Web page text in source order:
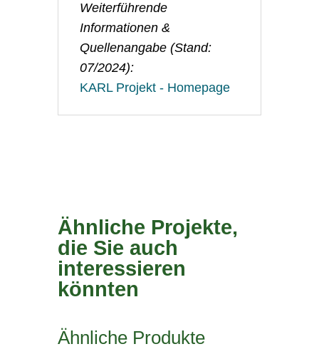
Weiterführende
Informationen &
Quellenangabe (Stand:
07/2024):
KARL Projekt - Homepage
Ähnliche Projekte,
die Sie auch
interessieren
könnten
Ähnliche Produkte